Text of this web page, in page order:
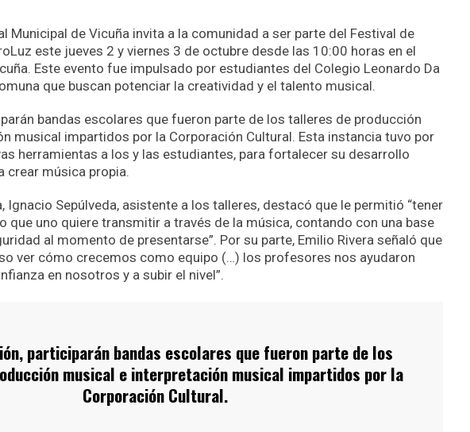
Municipal de Vicuña invita a la comunidad a ser parte del Festival de
este jueves 2 y viernes 3 de octubre desde las 10:00 horas en el
Este evento fue impulsado por estudiantes del Colegio Leonardo Da
que buscan potenciar la creatividad y el talento musical.
bandas escolares que fueron parte de los talleres de producción
musical impartidos por la Corporación Cultural. Esta instancia tuvo por
herramientas a los y las estudiantes, para fortalecer su desarrollo
crear música propia.
Ignacio Sepúlveda, asistente a los talleres, destacó que le permitió “tener
que uno quiere transmitir a través de la música, contando con una base
al momento de presentarse”. Por su parte, Emilio Rivera señaló que
ver cómo crecemos como equipo (…) los profesores nos ayudaron
en nosotros y a subir el nivel”.
participarán bandas escolares que fueron parte de los
musical e interpretación musical impartidos por la
Corporación Cultural.